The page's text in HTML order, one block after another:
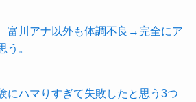
富川アナ以外も体調不良→完全にア
う。
にハマりすぎて失敗したと思う3つ